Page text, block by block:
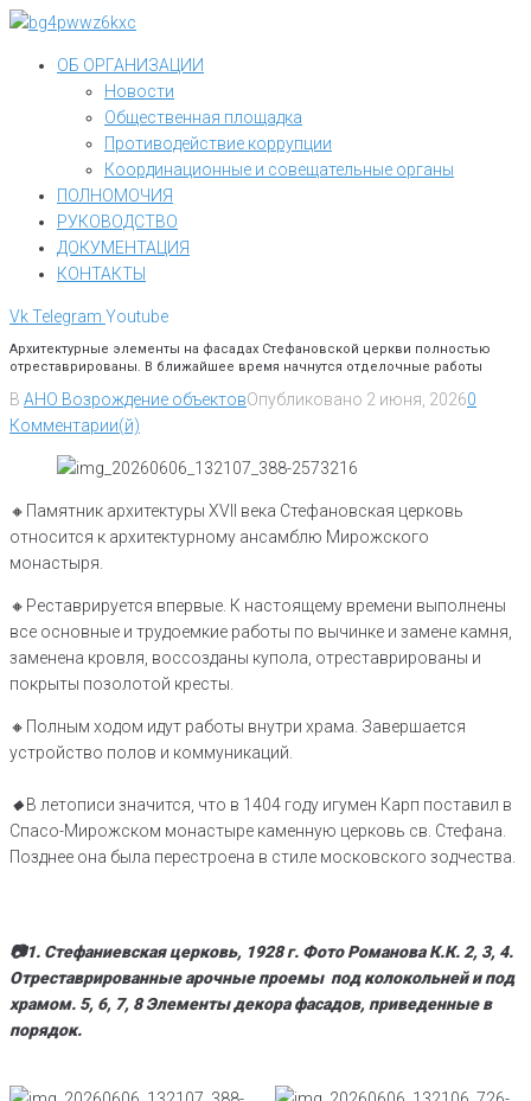
Перейти
контентуОБ ОРГАНИЗАЦИИ
Новости
Общественная площадка
Противодействие коррупции
Координационные и совещательные органы
ПОЛНОМОЧИЯ
РУКОВОДСТВО
ДОКУМЕНТАЦИЯ
КОНТАКТЫ
VkTelegram Youtube
Архитектурные элементы на фасадах Стефановской церкви полностью
отреставрированы. В ближайшее время начнутся отделочные работы
В АНО Возрождение объектовОпубликовано 2 июня, 20260
Комментарии(й)
🔸Памятник архитектуры XVII века Стефановская церковь
относится к архитектурному ансамблю Мирожского
монастыря.
🔸Реставрируется впервые. К настоящему времени выполнены
все основные и трудоемкие работы по вычинке и замене камня,
заменена кровля, воссозданы купола, отреставрированы и
покрыты позолотой кресты.
🔸Полным ходом идут работы внутри храма. Завершается
устройство полов и коммуникаций.
🔸В летописи значится, что в 1404 году игумен Карп поставил в
Спасо-Мирожском монастыре каменную церковь св. Стефана.
Позднее она была перестроена в стиле московского зодчества.
📷1. Стефаниевская церковь, 1928 г. Фото Романова К.К. 2, 3, 4.
Отреставрированные арочные проемы под колокольней и под
храмом. 5, 6, 7, 8 Элементы декора фасадов, приведенные в
порядок.